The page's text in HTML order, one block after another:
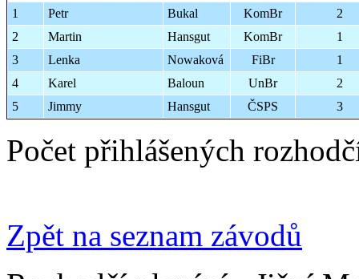
1
Petr Bukal KomBr
2
2
Martin Hansgut KomBr
1
3
Lenka Nowaková FiBr
1
4
Karel Baloun UnBr
2
5
Jimmy Hansgut ČSPS 3
Počet přihlášených
Zpět na seznam závodů